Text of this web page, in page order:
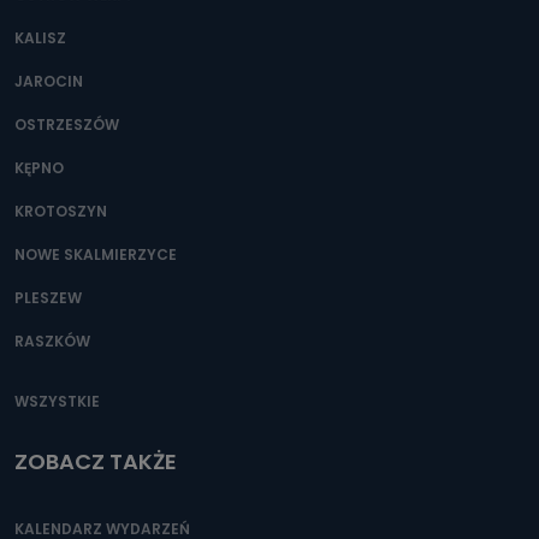
KALISZ
JAROCIN
OSTRZESZÓW
KĘPNO
KROTOSZYN
NOWE SKALMIERZYCE
PLESZEW
RASZKÓW
WSZYSTKIE
ZOBACZ TAKŻE
KALENDARZ WYDARZEŃ